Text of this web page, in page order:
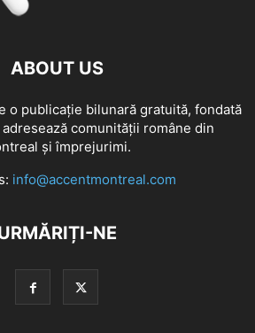
ABOUT US
o publicație bilunară gratuită, fondată
comunităţii române din
şi împrejurimi.
info@accentmontreal.com
NE